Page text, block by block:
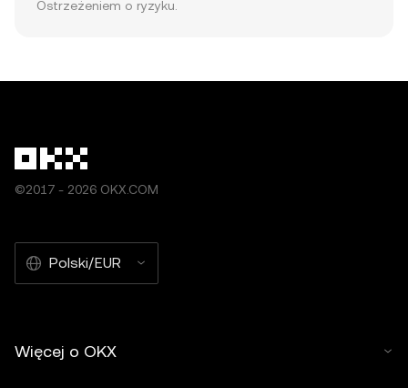
Ostrzeżeniem o ryzyku.
©2017 - 2026 OKX.COM
Polski/EUR
Więcej o OKX